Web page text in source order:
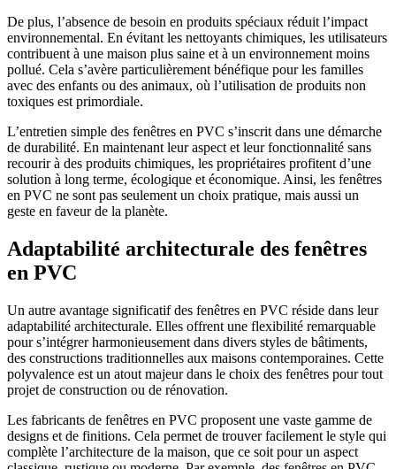
De plus, l’absence de besoin en produits spéciaux réduit l’impact
environnemental. En évitant les nettoyants chimiques, les utilisateurs
contribuent à une maison plus saine et à un environnement moins
pollué. Cela s’avère particulièrement bénéfique pour les familles
avec des enfants ou des animaux, où l’utilisation de produits non
toxiques est primordiale.
L’entretien simple des fenêtres en PVC s’inscrit dans une démarche
de durabilité. En maintenant leur aspect et leur fonctionnalité sans
recourir à des produits chimiques, les propriétaires profitent d’une
solution à long terme, écologique et économique. Ainsi, les fenêtres
en PVC ne sont pas seulement un choix pratique, mais aussi un
geste en faveur de la planète.
Adaptabilité architecturale des fenêtres
en PVC
Un autre avantage significatif des fenêtres en PVC réside dans leur
adaptabilité architecturale. Elles offrent une flexibilité remarquable
pour s’intégrer harmonieusement dans divers styles de bâtiments,
des constructions traditionnelles aux maisons contemporaines. Cette
polyvalence est un atout majeur dans le choix des fenêtres pour tout
projet de construction ou de rénovation.
Les fabricants de fenêtres en PVC proposent une vaste gamme de
designs et de finitions. Cela permet de trouver facilement le style qui
complète l’architecture de la maison, que ce soit pour un aspect